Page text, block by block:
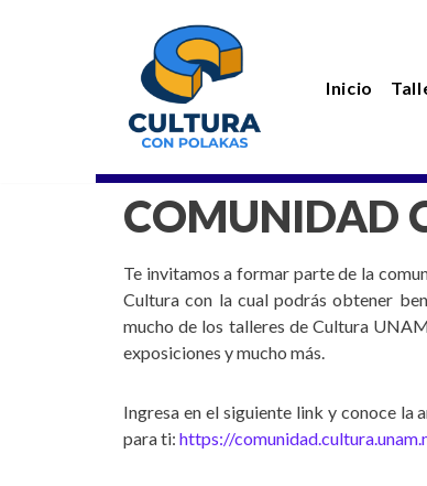
Inicio
COMUNIDAD
Te invitamos a formar parte de la
Cultura con la cual podrás obtener
mucho de los talleres de Cultura
exposiciones y mucho más.
Ingresa en el siguiente link y conoce
para ti: https://